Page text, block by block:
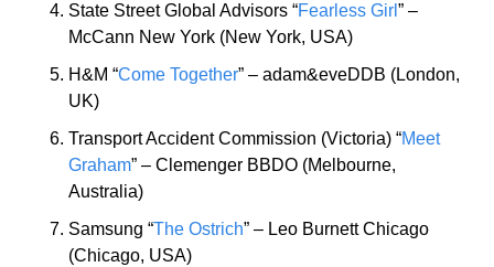
State Street Global Advisors “Fearless Girl ” –
McCann New York (New York, USA)
H&M “Come Together” – adam&eveDDB (London,
UK)
Transport Accident Commission (Victoria) “Meet
Graham” – Clemenger BBDO (Melbourne,
Australia)
Samsung “The Ostrich” – Leo Burnett Chicago
(Chicago, USA)